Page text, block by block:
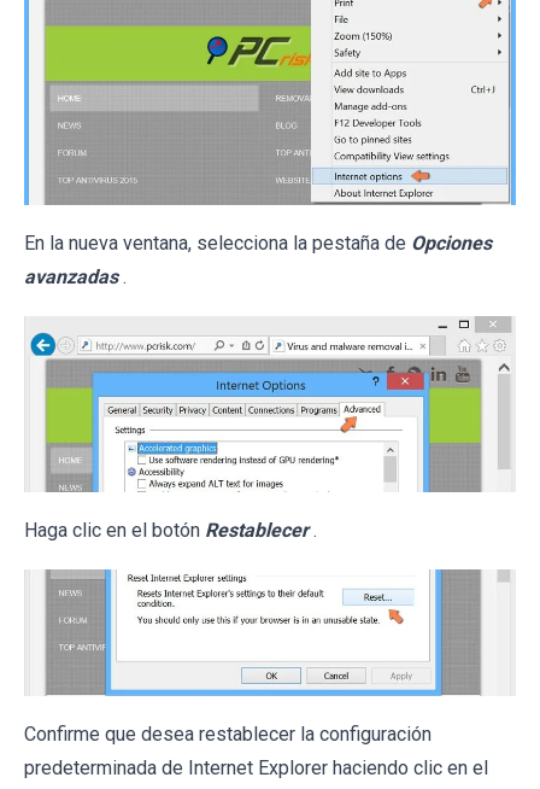
En la nueva ventana, selecciona la pestaña de Opciones
avanzadas .
Haga clic en el botón Restablecer .
Confirme que desea restablecer la configuración
predeterminada de Internet Explorer haciendo clic en el